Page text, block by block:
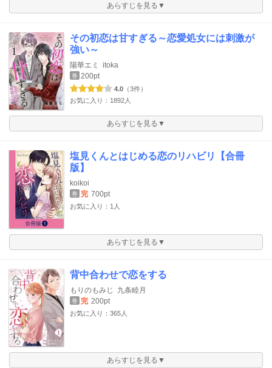
あらすじを見る▼
その初恋は甘すぎる～恋愛処女には刺激が
強い～
陽華エミ itoka
巻 200pt
4.0 （3件）
お気に入り：1892人
あらすじを見る▼
塩見くんとはじめる恋のリハビリ【合冊
版】
koikoi
巻 完 700pt
お気に入り：1人
あらすじを見る▼
背中合わせで恋をする
もりのもみじ 九条睦月
巻 完 200pt
お気に入り：365人
あらすじを見る▼